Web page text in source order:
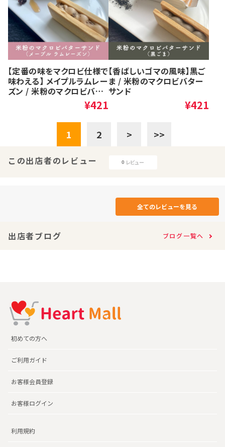
【定番の味をマクロビ仕様で
味わえる】 メイプルラムレー
ズン / 米粉のマクロビバタ
ーサンド ＜24/10月より価
格改定＞ 【定番の味をマク
¥421
【香ばしいゴマの風味】黒ご
ま / 米粉のマクロビバター
サンド
¥421
1 2 > >>
この出店者のレビュー 0 レビュー
全てのレビューを見る
出店者ブログ ブログ一覧へ
初めての方へ
ご利用ガイド
お客様会員登録
お客様ログイン
利用規約